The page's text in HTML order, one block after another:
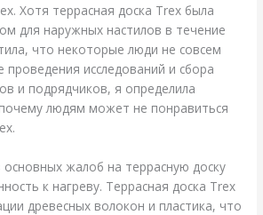
Хотя террасная доска Trex была
для наружных настилов в течение
что некоторые люди не совсем
исследований и сбора
и подрядчиков, я определила
людям может не понравиться
жалоб на террасную доску
к нагреву. Террасная доска Trex
древесных волокон и пластика, что